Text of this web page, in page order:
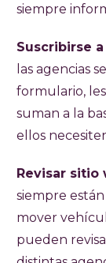
siempre
Suscribirse
las agencias
formulario,
suman a la
ellos
Revisar sitio
siempre
mover
pueden